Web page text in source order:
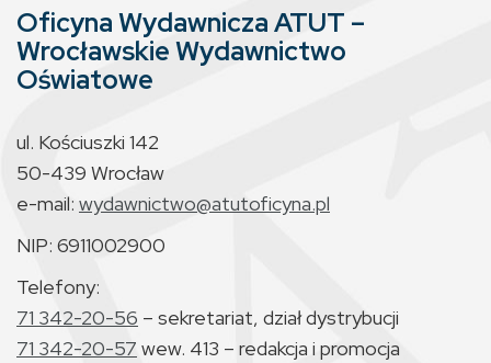
Oficyna Wydawnicza ATUT –
Wrocławskie Wydawnictwo
Oświatowe
ul. Kościuszki 142
50-439 Wrocław
e-mail: wydawnictwo@atutoficyna.pl
NIP: 6911002900
Telefony:
71 342-20-56 – sekretariat, dział dystrybucji
71 342-20-57 wew. 413 – redakcja i promocja